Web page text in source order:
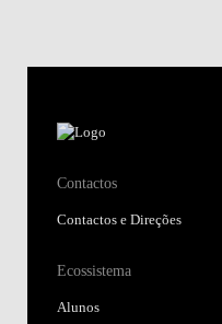
Contactos
Contactos e Direções
Ecossistema
Alunos